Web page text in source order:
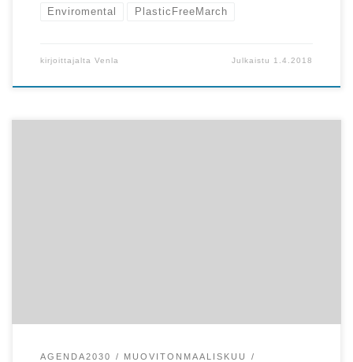
Enviromental PlasticFreeMarch
kirjoittajalta Venla Julkaistu 1.4.2018
AGENDA2030 MUOVITONMAALISKUU